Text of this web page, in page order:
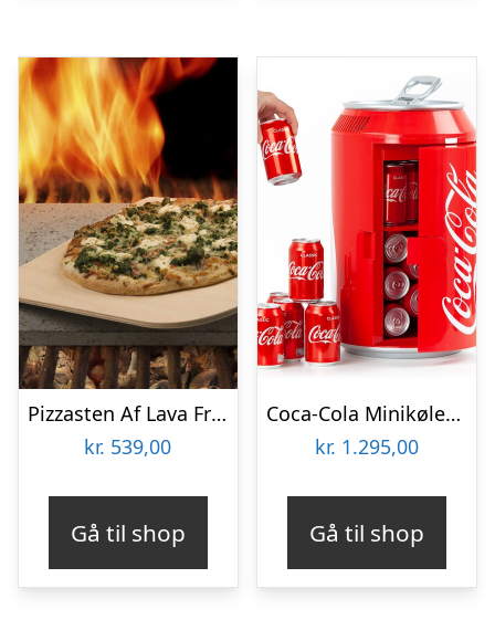
Pizzasten Af Lava Fra Etna
kr. 539,00
Gå til shop
Coca-Cola Minikøleskab
kr. 1.295,00
Gå til shop